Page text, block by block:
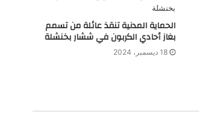
الحماية المدنية تنقذ عائلة من تسمم
بغاز أحادي الكربون في ششار بخنشلة
18 ديسمبر، 2024